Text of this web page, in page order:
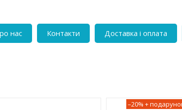
нас Контакти Доставка і оплата
–20%